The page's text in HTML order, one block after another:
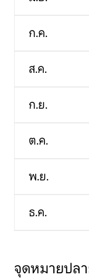
ก.ค.
ส.ค.
ก.ย.
ต.ค.
พ.ย.
ธ.ค.
จุดหมายปล